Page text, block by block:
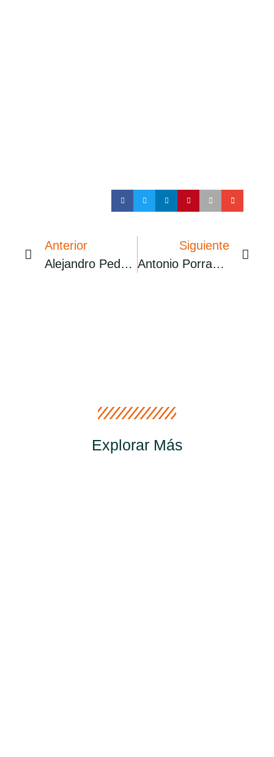
Anterior
Alejandro Pedregosa
Siguiente
Antonio Porras Cabrera
Explorar Más